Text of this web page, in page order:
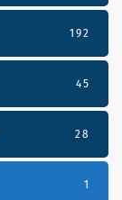
192
45
28
1